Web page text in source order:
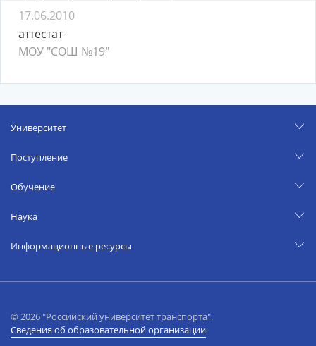
17.06.2010
аттестат
МОУ "СОШ №19"
Университет
Поступление
Обучение
Наука
Информационные ресурсы
© 2026 "Российский университет транспорта".
Сведения об образовательной организации